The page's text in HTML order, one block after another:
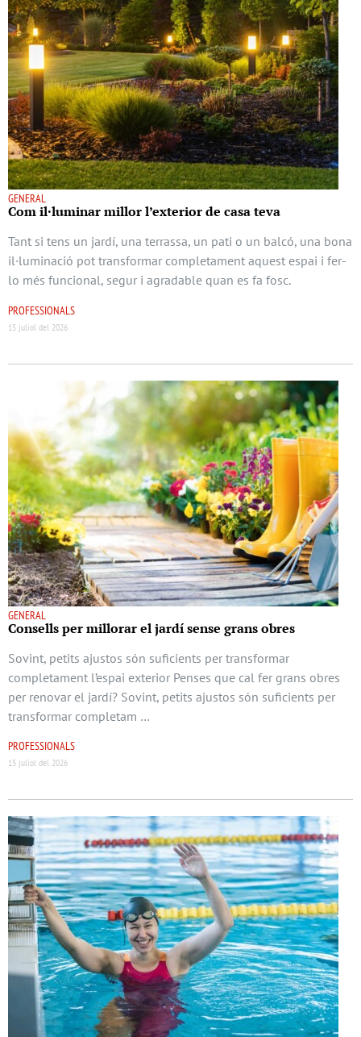
GENERAL
Com il·luminar millor l’exterior de casa teva
Tant si tens un jardí, una terrassa, un pati o un balcó, una bona
il·luminació pot transformar completament aquest espai i fer-
lo més funcional, segur i agradable quan es fa fosc.
PROFESSIONALS
15 juliol del 2026
GENERAL
Consells per millorar el jardí sense grans obres
Sovint, petits ajustos són suficients per transformar
completament l’espai exterior Penses que cal fer grans obres
per renovar el jardí? Sovint, petits ajustos són suficients per
transformar completam …
PROFESSIONALS
15 juliol del 2026